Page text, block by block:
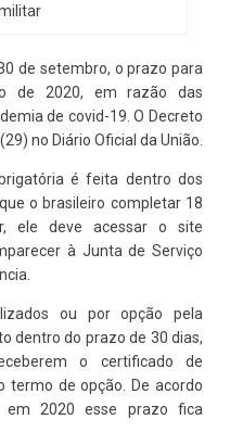
de setembro, o prazo para
de 2020, em razão das
de covid-19. O Decreto
no Diário Oficial da União.
é feita dentro dos
o brasileiro completar 18
ele deve acessar o site
à Junta de Serviço
ou por opção pela
dentro do prazo de 30 dias,
o certificado de
termo de opção. De acordo
em 2020 esse prazo fica